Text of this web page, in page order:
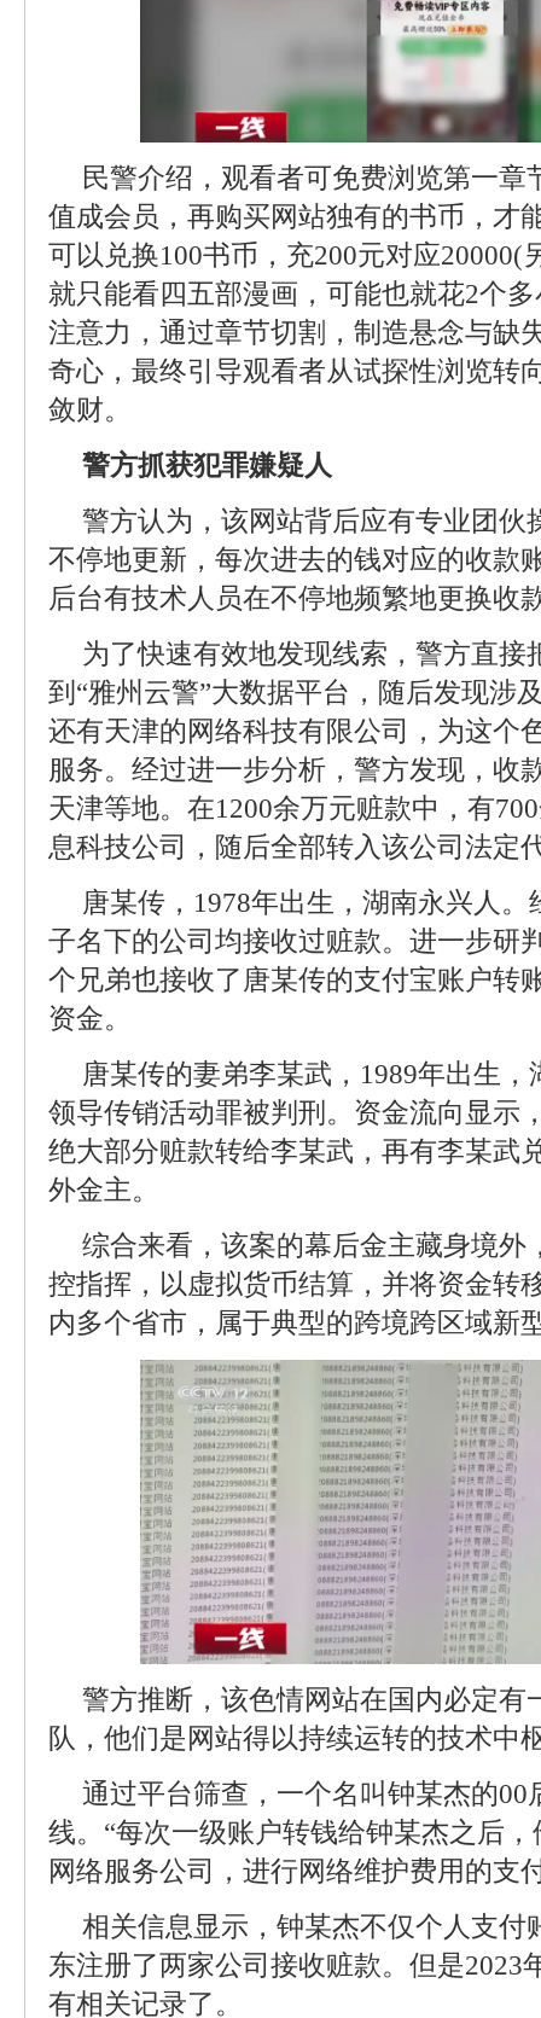
民警介绍，观看者可免费浏览第一章
值成会员，再购买网站独有的书币，才
可以兑换100书币，充200元对应20000(
就只能看四五部漫画，可能也就花2个
注意力，通过章节切割，制造悬念与缺
奇心，最终引导观看者从试探性浏览转
敛财。
警方抓获犯罪嫌疑人
警方认为，该网站背后应有专业团伙
不停地更新，每次进去的钱对应的收款
后台有技术人员在不停地频繁地更换收
为了快速有效地发现线索，警方直接
到“雅州云警”大数据平台，随后发现涉
还有天津的网络科技有限公司，为这个
服务。经过进一步分析，警方发现，收
天津等地。在1200余万元赃款中，有
息科技公司，随后全部转入该公司法定
唐某传，1978年出生，湖南永兴人
子名下的公司均接收过赃款。进一步研
个兄弟也接收了唐某传的支付宝账户转
资金。
唐某传的妻弟李某武，1989年出生
领导传销活动罪被判刑。资金流向显示
绝大部分赃款转给李某武，再有李某武
外金主。
综合来看，该案的幕后金主藏身境外
控指挥，以虚拟货币结算，并将资金转
内多个省市，属于典型的跨境跨区域新
警方推断，该色情网站在国内必定有
队，他们是网站得以持续运转的技术中
通过平台筛查，一个名叫钟某杰的00
线。“每次一级账户转钱给钟某杰之后
网络服务公司，进行网络维护费用的支
相关信息显示，钟某杰不仅个人支付
东注册了两家公司接收赃款。但是2023
有相关记录了。